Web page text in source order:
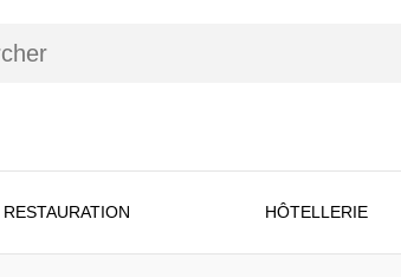
RESTAURATION HÔTELLERIE